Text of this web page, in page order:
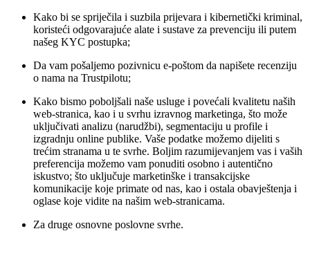
Kako bi se spriječila i suzbila prijevara i kibernetički kriminal,
koristeći odgovarajuće alate i sustave za prevenciju ili putem
našeg KYC postupka;
Da vam pošaljemo pozivnicu e-poštom da napišete recenziju
o nama na Trustpilotu;
Kako bismo poboljšali naše usluge i povećali kvalitetu naših
web-stranica, kao i u svrhu izravnog marketinga, što može
uključivati analizu (narudžbi), segmentaciju u profile i
izgradnju online publike. Vaše podatke možemo dijeliti s
trećim stranama u te svrhe. Boljim razumijevanjem vas i vaših
preferencija možemo vam ponuditi osobno i autentično
iskustvo; što uključuje marketinške i transakcijske
komunikacije koje primate od nas, kao i ostala obavještenja i
oglase koje vidite na našim web-stranicama.
Za druge osnovne poslovne svrhe.